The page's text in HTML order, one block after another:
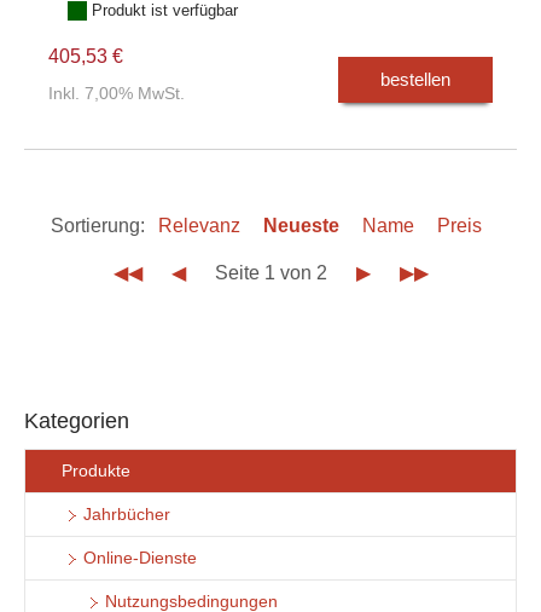
Produkt ist verfügbar
405,53 €
Inkl. 7,00% MwSt.
bestellen
Sortierung: Relevanz Neueste Name Preis
◀◀ ◀ Seite 1 von 2 ▶ ▶▶
Kategorien
Produkte
Jahrbücher
Online-Dienste
Nutzungsbedingungen